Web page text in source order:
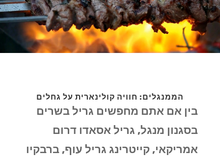
הממנגלים: חוויה קולינארית על גחלים
בין אם אתם מחפשים גריל בשרים
בסגנון מנגל, גריל אסאדו דרום
אמריקאי, קייטרינג גריל עוף, ברבקיו